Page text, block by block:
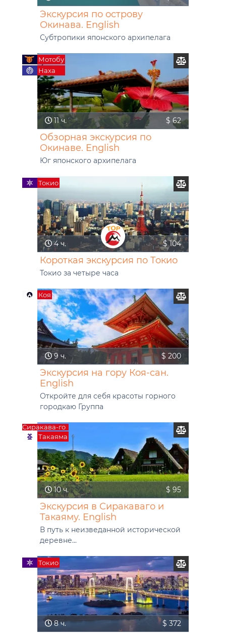
Экскурсия по острову
Окинава. English
Субтропики японского архипелага
Мотобу
Наха
11 ч. $ 62
Обзорная экскурсия по
Окинаве. English
Юг японского архипелага
Токио
4 ч. $ 104
Короткая экскурсия по Токио
Токио за четыре часа
Коя
9 ч. $ 200
Экскурсия на гору Коя-сан.
English
Откройте для себя красоты горного
городкаю Группа
Сиракава-го
Такаяма
10 ч. $ 95
Экскурсия в Сиракаваго и
Такаяму. English
В путь к неизведанной исторической
деревне...
Токио
8 ч. $ 372